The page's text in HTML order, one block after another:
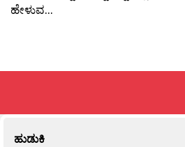
ಹೇಳುವ...
ಹುಡುಕಿ